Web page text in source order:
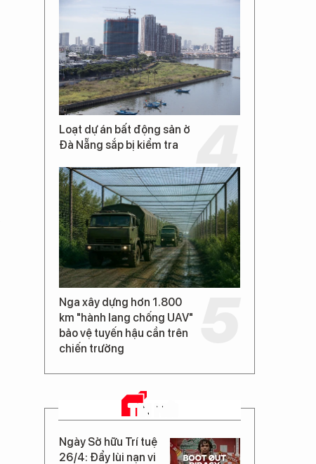
Loạt dự án bất động sản ở
Đà Nẵng sắp bị kiểm tra
Nga xây dựng hơn 1.800
km "hành lang chống UAV"
bảo vệ tuyến hậu cần trên
chiến trường
TIN MỚI
Ngày Sở hữu Trí tuệ
26/4: Đẩy lùi nạn vi